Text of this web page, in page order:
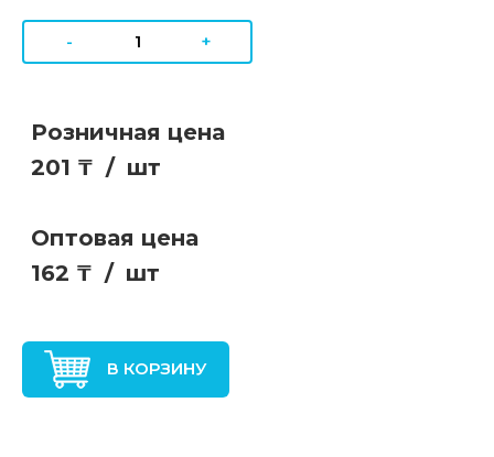
- +
Розничная цена
201 ₸ / шт
Оптовая цена
162 ₸ / шт
В КОРЗИНУ